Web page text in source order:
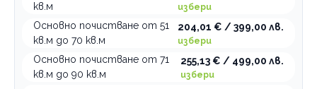
кв.м
избери
Основно почистване от 51
кв.м до 70 кв.м
204,01 € / 399,00 лв.
избери
Основно почистване от 71
кв.м до 90 кв.м
255,13 € / 499,00 лв.
избери